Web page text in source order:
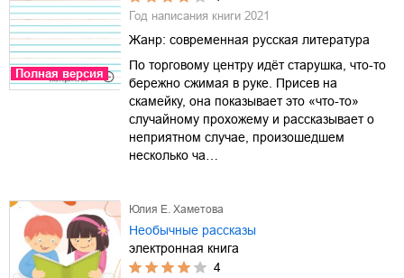
Полная версия
Год написания книги 2021
Жанр: современная русская литература
По торговому центру идёт старушка, что-то
бережно сжимая в руке. Присев на
скамейку, она показывает это «что-то»
случайному прохожему и рассказывает о
неприятном случае, произошедшем
несколько ча…
Юлия Е. Хаметова
Необычные рассказы
электронная книга
4